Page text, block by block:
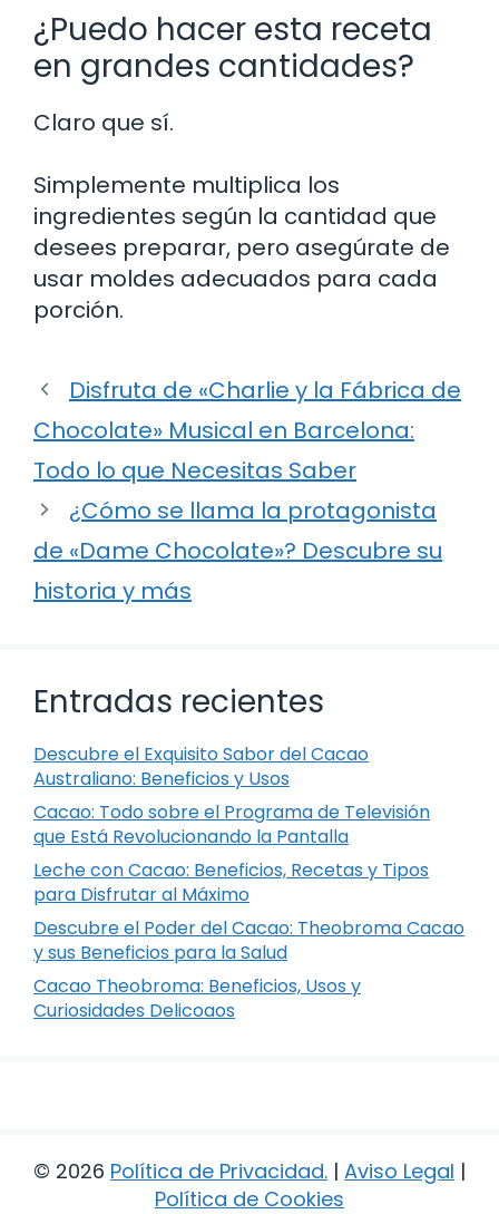
¿Puedo hacer esta receta
en grandes cantidades?
Claro que sí.
Simplemente multiplica los
ingredientes según la cantidad que
desees preparar, pero asegúrate de
usar moldes adecuados para cada
porción.
Disfruta de «Charlie y la Fábrica de
Chocolate» Musical en Barcelona:
Todo lo que Necesitas Saber
¿Cómo se llama la protagonista
de «Dame Chocolate»? Descubre su
historia y más
Entradas recientes
Descubre el Exquisito Sabor del Cacao
Australiano: Beneficios y Usos
Cacao: Todo sobre el Programa de Televisión
que Está Revolucionando la Pantalla
Leche con Cacao: Beneficios, Recetas y Tipos
para Disfrutar al Máximo
Descubre el Poder del Cacao: Theobroma Cacao
y sus Beneficios para la Salud
Cacao Theobroma: Beneficios, Usos y
Curiosidades Delicoaos
© 2026 Política de Privacidad. | Aviso Legal |
Política de Cookies